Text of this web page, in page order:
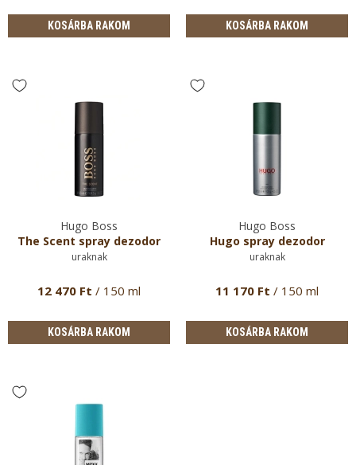
KOSÁRBA RAKOM KOSÁRBA RAKOM
Hugo Boss
The Scent spray dezodor
uraknak
12 470 Ft / 150 ml
KOSÁRBA RAKOM
Hugo Boss
Hugo spray dezodor
uraknak
11 170 Ft / 150 ml
KOSÁRBA RAKOM